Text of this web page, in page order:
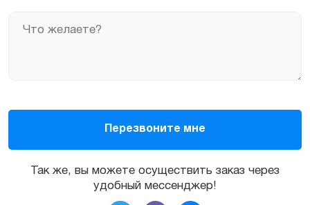
Так же, вы можете осуществить заказ через
удобный мессенджер!